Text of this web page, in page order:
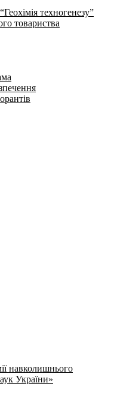
техногенезу”
товариства
навколишнього
України»